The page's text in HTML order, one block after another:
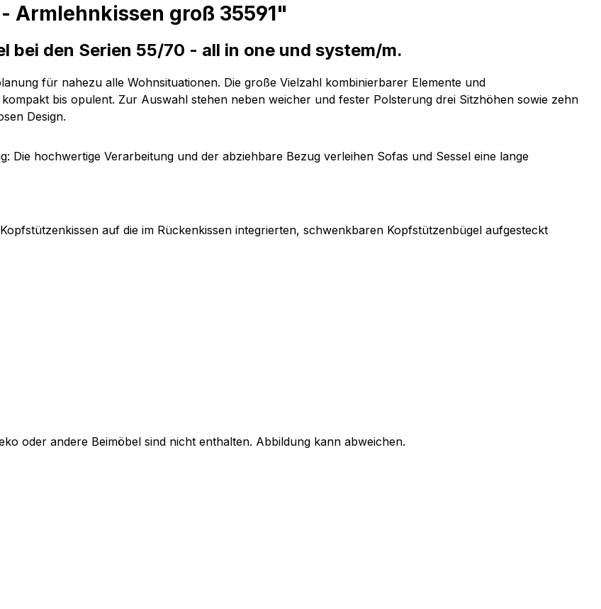
groß 35591"
den Serien 55/70 - all in one und system/m.
für nahezu alle Wohnsituationen. Die große Vielzahl kombinierbarer Elemente und
bis opulent. Zur Auswahl stehen neben weicher und fester Polsterung drei Sitzhöhen sowie zehn
Design.
Die hochwertige Verarbeitung und der abziehbare Bezug verleihen Sofas und Sessel eine lange
auf die im Rückenkissen integrierten, schwenkbaren Kopfstützenbügel aufgesteckt
oder andere Beimöbel sind nicht enthalten. Abbildung kann abweichen.